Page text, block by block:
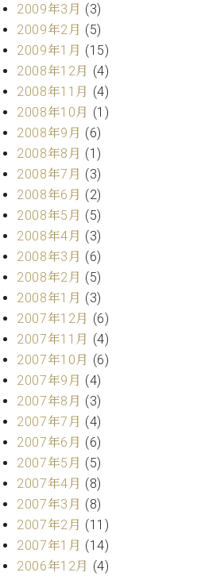
2009年3月 (3)
2009年2月 (5)
2009年1月 (15)
2008年12月 (4)
2008年11月 (4)
2008年10月 (1)
2008年9月 (6)
2008年8月 (1)
2008年7月 (3)
2008年6月 (2)
2008年5月 (5)
2008年4月 (3)
2008年3月 (6)
2008年2月 (5)
2008年1月 (3)
2007年12月 (6)
2007年11月 (4)
2007年10月 (6)
2007年9月 (4)
2007年8月 (3)
2007年7月 (4)
2007年6月 (6)
2007年5月 (5)
2007年4月 (8)
2007年3月 (8)
2007年2月 (11)
2007年1月 (14)
2006年12月 (4)